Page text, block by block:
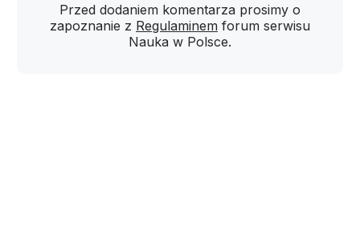
Przed dodaniem komentarza prosimy o
zapoznanie z Regulaminem forum serwisu
Nauka w Polsce.